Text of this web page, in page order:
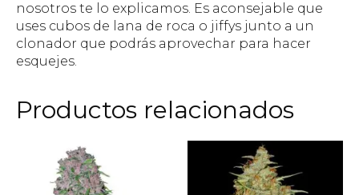
nosotros te lo explicamos. Es aconsejable que
uses cubos de lana de roca o jiffys junto a un
clonador que podrás aprovechar para hacer
esquejes.
Productos relacionados